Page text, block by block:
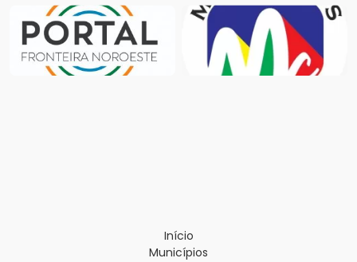
Início
Municípios